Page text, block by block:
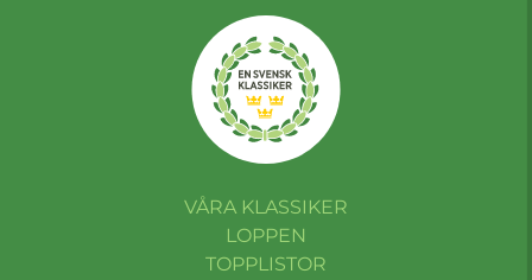
VÅRA KLASSIKER
LOPPEN
TOPPLISTOR